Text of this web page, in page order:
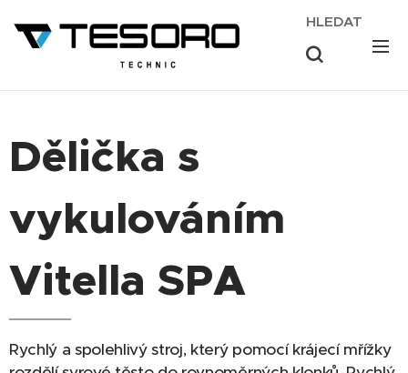
HLEDAT
Dělička s
vykulováním
Vitella SPA
Rychlý a spolehlivý stroj, který pomocí krájecí mřížky